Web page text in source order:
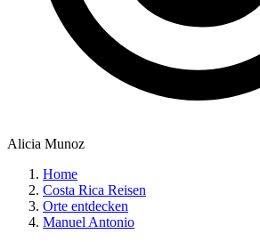
Alicia Munoz
Home
Costa Rica Reisen
Orte entdecken
Manuel Antonio